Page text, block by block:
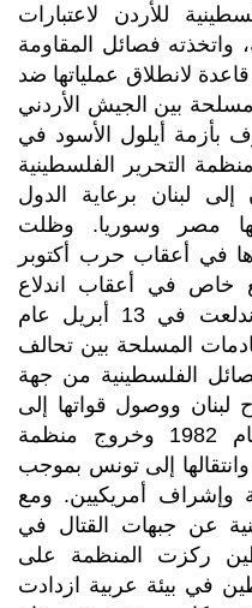
للأردن لاعتبارات
واتخذته فصائل المقاومة
لانطلاق عملياتها ضد
بين الجيش الأردني
بأزمة أيلول الأسود في
منظمة التحرير الفلسطينية
لبنان برعاية الدول
مصر وسوريا. وظلت
في أعقاب حرب أكتوبر
خاص في أعقاب اندلاع
الحرب الأهلية اللبنانية التي اندلعت في 13 أبريل عام
المسلحة بين تحالف
الفلسطينية من جهة
لبنان ووصول قواتها إلى
العاصمة بيروت في يونيو عام 1982 وخروج منظمة
إلى تونس بموجب
وإشراف أمريكيين. ومع
عن جبهات القتال في
ركزت المنظمة على
في بيئة عربية ازدادت